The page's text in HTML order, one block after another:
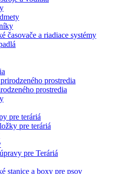
časovače a riadiace systémy
prostredia
prostredia
pre teráriá
pre teráriá
pre Teráriá
stanice a boxy pre psov